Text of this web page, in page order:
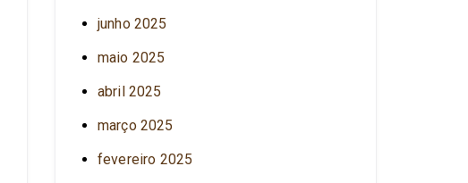
junho 2025
maio 2025
abril 2025
março 2025
fevereiro 2025